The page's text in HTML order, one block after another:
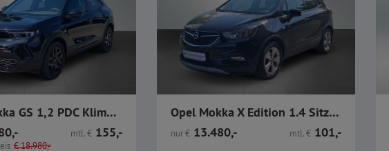
Opel Mokka GS 1,2 PDC Klimatisierungsautomatik Navi
€18.980,-
mtl.€ 155,-
Opel Mokka X Edition 1.4 Sitzheizung Kamera PDC BT WKR
nur€ 13.480,- mtl.€ 101,-